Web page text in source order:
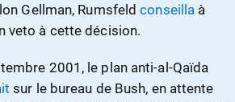
Gellman, Rumsfeldconseilla à
veto à cette décision.
2001, le plan anti-al-Qaïda
sur le bureau de Bush, en attente